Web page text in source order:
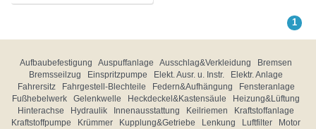
1
Aufbaubefestigung Auspuffanlage Ausschlag&Verkleidung
Bremsen
Bremsseilzug
Einspritzpumpe Elekt. Ausr. u. Instr.
Elektr. Anlage
Fahrersitz
Fahrgestell-Blechteile Federn&Aufhängung
Fensteranlage
Fußhebelwerk
Gelenkwelle Heckdeckel&Kastensäule
Heizung&Lüftung
Hinterachse
Hydraulik Innenausstattung Keilriemen
Kraftstoffanlage
Kraftstoffpumpe
Krümmer Kupplung&Getriebe Lenkung Luftfilter
Motor